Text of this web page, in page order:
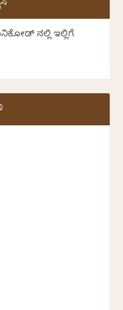
ನಲ್ಲಿ ಇಲ್ಲಿಗೆ